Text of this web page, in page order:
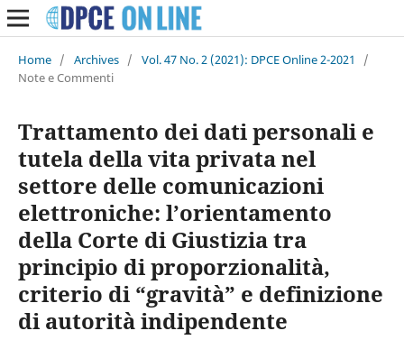
Home / Archives / Vol. 47 No. 2 (2021): DPCE Online 2-2021
/
Note e Commenti
Trattamento dei dati personali e
tutela della vita privata nel
settore delle comunicazioni
elettroniche: l’orientamento
della Corte di Giustizia tra
principio di proporzionalità,
criterio di “gravità” e definizione
di autorità indipendente